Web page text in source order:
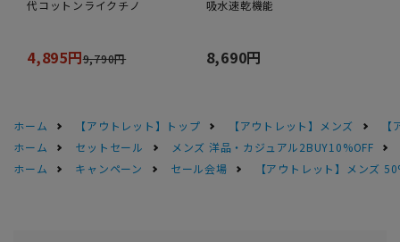
代コットンライクチノ
4,895円9,790円
吸水速乾機能
8,690円
ホーム 【アウトレット】トップ 【アウトレット】メンズ
ホーム
セットセール
メンズ 洋品・カジュアル2BUY10%OFF
ホーム
キャンペーン セール会場 【アウトレット】メンズ